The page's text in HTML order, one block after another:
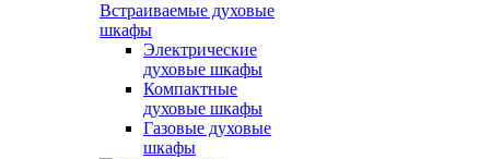
Встраиваемые духовые
шкафы
Электрические
духовые шкафы
Компактные
духовые шкафы
Газовые духовые
шкафы